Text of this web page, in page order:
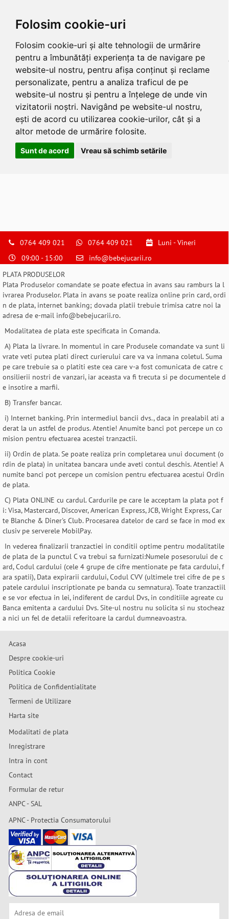
Folosim cookie-uri
Folosim cookie-uri și alte tehnologii de urmărire
pentru a îmbunătăți experiența ta de navigare pe
website-ul nostru, pentru afișa conținut și reclame
personalizate, pentru a analiza traficul de pe
website-ul nostru și pentru a înțelege de unde vin
vizitatorii noștri. Navigând pe website-ul nostru,
ești de acord cu utilizarea cookie-urilor, cât și a
altor metode de urmărire folosite.
Sunt de acord Vreau să schimb setările
0764 409 021 0764 409 021
Luni - Vineri
09:00 - 15:00
info@bebejucarii.ro
PLATA PRODUSELOR
Plata Produselor comandate se poate efectua in avans sau ramburs la l
ivrarea Produselor. Plata in avans se poate realiza online prin card, ordi
n de plata, internet banking; dovada platii trebuie trimisa catre noi la
adresa de e-mail info@bebejucarii.ro.
Modalitatea de plata este specificata in Comanda.
A) Plata la livrare. In momentul in care Produsele comandate va sunt li
vrate veti putea plati direct curierului care va va inmana coletul. Suma
pe care trebuie sa o platiti este cea care v-a fost comunicata de catre c
onsilierii nostri de vanzari, iar aceasta va fi trecuta si pe documentele d
e insotire a marfii.
B) Transfer bancar.
i) Internet banking. Prin intermediul bancii dvs., daca in prealabil ati a
derat la un astfel de produs. Atentie! Anumite banci pot percepe un co
mision pentru efectuarea acestei tranzactii.
ii) Ordin de plata. Se poate realiza prin completarea unui document (o
rdin de plata) in unitatea bancara unde aveti contul deschis. Atentie! A
numite banci pot percepe un comision pentru efectuarea acestui Ordin
de plata.
C) Plata ONLINE cu cardul. Cardurile pe care le acceptam la plata pot f
i: Visa, Mastercard, Discover, American Express, JCB, Wright Express, Car
te Blanche & Diner's Club. Procesarea datelor de card se face in mod ex
clusiv pe serverele MobilPay.
In vederea finalizarii tranzactiei in conditii optime pentru modalitatile
de plata de la punctul C va trebui sa furnizati:Numele posesorului de c
ard, Codul cardului (cele 4 grupe de cifre mentionate pe fata cardului, f
ara spatii), Data expirarii cardului, Codul CVV (ultimele trei cifre de pe s
patele cardului inscriptionate pe banda cu semnatura). Toate tranzactiil
e se vor efectua in lei, indiferent de cardul Dvs, in conditiile agreate cu
Banca emitenta a cardului Dvs. Site-ul nostru nu solicita si nu stocheaz
a nici un fel de detalii referitoare la cardul dumneavoastra.
Acasa
Despre cookie-uri
Politica Cookie
Politica de Confidentialitate
Termeni de Utilizare
Harta site
Modalitati de plata
Inregistrare
Intra in cont
Contact
Formular de retur
ANPC - SAL
APNC - Protectia Consumatorului